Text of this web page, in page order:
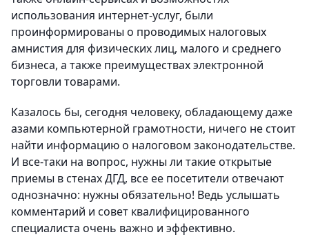
использования интернет-услуг, были
проинформированы о проводимых налоговых
амнистия для физических лиц, малого и среднего
бизнеса, а также преимуществах электронной
торговли товарами.
Казалось бы, сегодня человеку, обладающему даже
азами компьютерной грамотности, ничего не стоит
найти информацию о налоговом законодательстве.
И все-таки на вопрос, нужны ли такие открытые
приемы в стенах ДГД, все ее посетители отвечают
однозначно: нужны обязательно! Ведь услышать
комментарий и совет квалифицированного
специалиста очень важно и эффективно.